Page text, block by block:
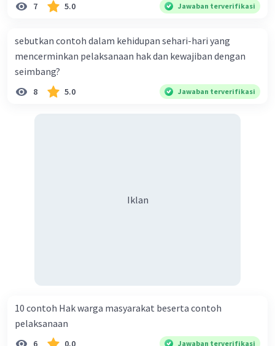
7 5.0 Jawaban terverifikasi
sebutkan contoh dalam kehidupan sehari-hari yang
mencerminkan pelaksanaan hak dan kewajiban dengan
seimbang?
8 5.0 Jawaban terverifikasi
Iklan
10 contoh Hak warga masyarakat beserta contoh
pelaksanaan
6 0.0 Jawaban terverifikasi